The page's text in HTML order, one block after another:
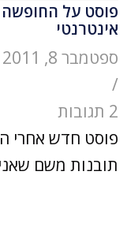
פוסט על החופשה
אינטרנטי
ספטמבר 8, 2011
/
2 תגובות
פוסט חדש אחרי
תובנות משם